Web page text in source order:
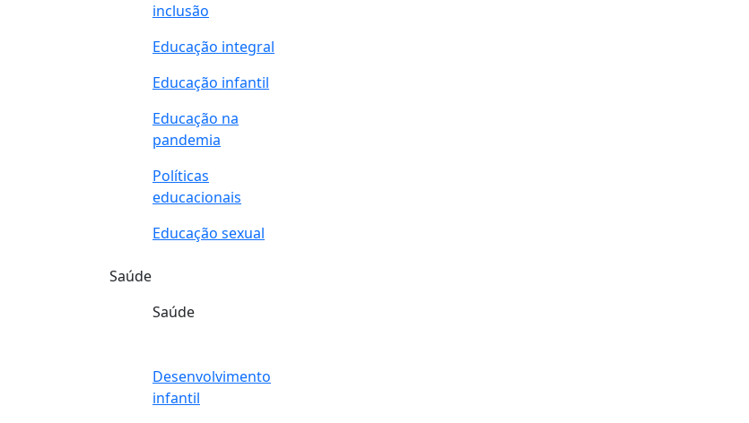
inclusão
Educação integral
Educação infantil
Educação na
pandemia
Políticas
educacionais
Educação sexual
Saúde
Saúde
Desenvolvimento
infantil